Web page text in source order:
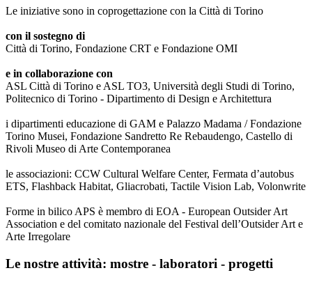
Le iniziative sono in coprogettazione con la Città di Torino
con il sostegno di
Città di Torino, Fondazione CRT e Fondazione OMI
e in collaborazione con
ASL Città di Torino e ASL TO3, Università degli Studi di Torino,
Politecnico di Torino - Dipartimento di Design e Architettura
i dipartimenti educazione di GAM e Palazzo Madama / Fondazione
Torino Musei, Fondazione Sandretto Re Rebaudengo, Castello di
Rivoli Museo di Arte Contemporanea
le associazioni: CCW Cultural Welfare Center, Fermata d’autobus
ETS, Flashback Habitat, Gliacrobati, Tactile Vision Lab, Volonwrite
Forme in bilico APS è membro di EOA - European Outsider Art
Association e del comitato nazionale del Festival dell’Outsider Art e
Arte Irregolare
Le nostre attività: mostre - laboratori - progetti